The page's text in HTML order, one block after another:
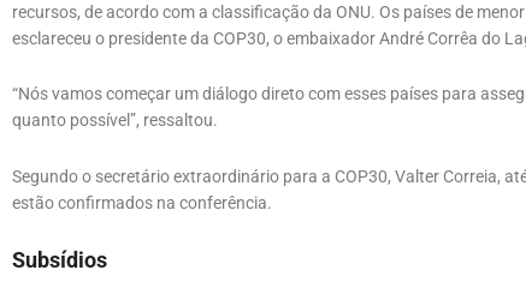
recursos, de acordo com a classificação da ONU. Os países de
esclareceu o presidente da COP30, o embaixador André Corrêa do
“Nós vamos começar um diálogo direto com esses países para
quanto possível”, ressaltou.
Segundo o secretário extraordinário para a COP30, Valter Correia,
estão confirmados na conferência.
Subsídios